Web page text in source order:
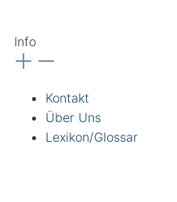
Info
Kontakt
Über Uns
Lexikon/Glossar